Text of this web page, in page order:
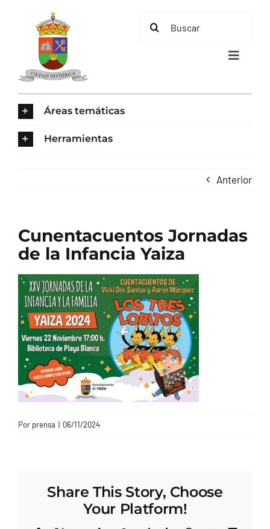
contenido
Buscar:
Toggle
TURISMO
CONTACTO
Áreas temáticas
Herramientas
Anterior
Cunentacuentos Jornadas
de la Infancia Yaiza
Por prensa | 06/11/2024
Share This Story, Choose
Your Platform!